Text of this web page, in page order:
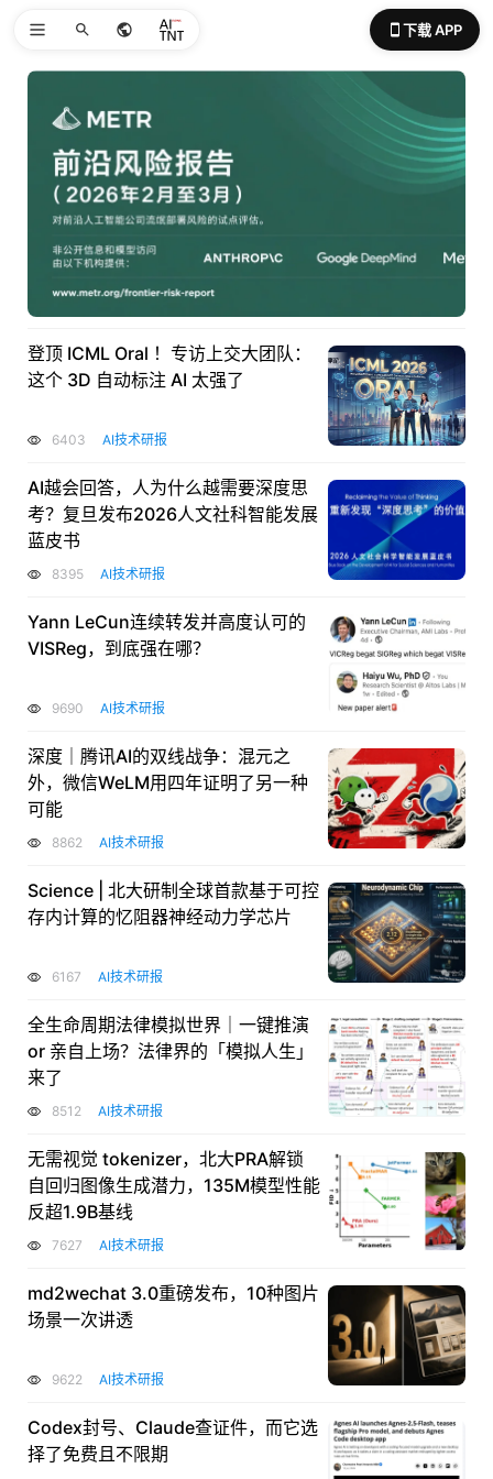
下载 APP
登顶 ICML Oral ！专访上交大团队：
这个 3D 自动标注 AI 太强了
6403 AI技术研报
AI越会回答，人为什么越需要深度思
考？复旦发布2026人文社科智能发展
蓝皮书
8395 AI技术研报
Yann LeCun连续转发并高度认可的
VISReg，到底强在哪？
9690 AI技术研报
深度｜腾讯AI的双线战争：混元之
外，微信WeLM用四年证明了另一种
可能
8862 AI技术研报
Science | 北大研制全球首款基于可控
存内计算的忆阻器神经动力学芯片
6167 AI技术研报
全生命周期法律模拟世界｜一键推演
or 亲自上场？法律界的「模拟人生」
来了
8512 AI技术研报
无需视觉 tokenizer，北大PRA解锁
自回归图像生成潜力，135M模型性能
反超1.9B基线
7627 AI技术研报
md2wechat 3.0重磅发布，10种图片
场景一次讲透
9622 AI技术研报
Codex封号、Claude查证件，而它选
择了免费且不限期